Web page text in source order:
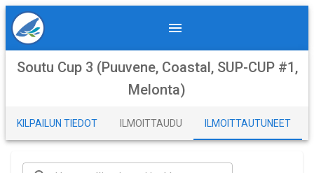
Soutu Cup 3 (Puuvene, Coastal, SUP-CUP #1,
Melonta)
KILPAILUN TIEDOT ILMOITTAUDU ILMOITTAUTUNEET